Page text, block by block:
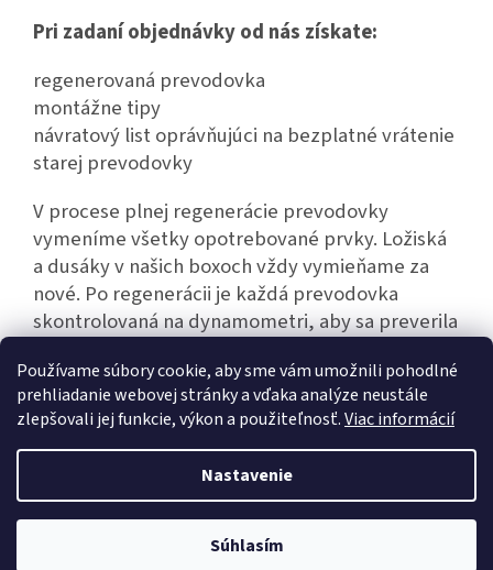
Používame súbory cookie, aby sme vám umožnili pohodlné
prehliadanie webovej stránky a vďaka analýze neustále
zlepšovali jej funkcie, výkon a použiteľnosť.Viac informácií
Nastavenie
Súhlasím
Pri zadaní objednávky od nás získate:
regenerovaná prevodovka
montážne tipy
návratový list oprávňujúci na bezplatné vrátenie
starej prevodovky
V procese plnej regenerácie prevodovky
vymeníme všetky opotrebované prvky. Ložiská
a dusáky v našich boxoch vždy vymieňame za
nové. Po regenerácii je každá prevodovka
skontrolovaná na dynamometri, aby sa preverila
Vytvoril Shoptet
Hexim.sk. Všetky práva vyhradené.